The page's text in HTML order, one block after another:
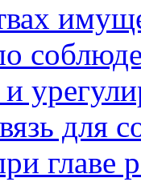
для
главе